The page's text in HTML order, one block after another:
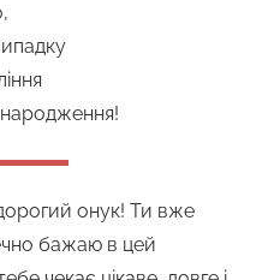
народження!
онук! Ти вже
бажаю в цей